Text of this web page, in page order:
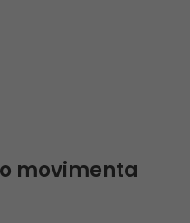
movimenta